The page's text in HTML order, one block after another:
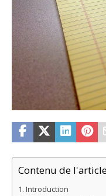
Contenu de
Introduction